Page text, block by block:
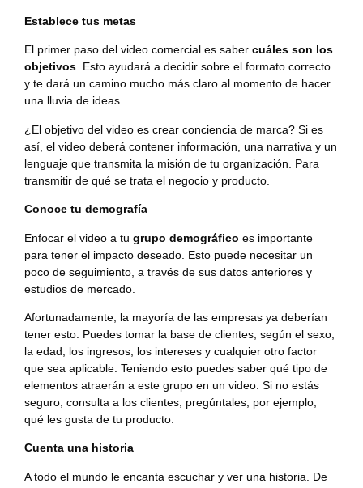
Establece tus metas
El primer paso del video comercial es saber cuáles son los
objetivos. Esto ayudará a decidir sobre el formato correcto
y te dará un camino mucho más claro al momento de hacer
una lluvia de ideas.
¿El objetivo del video es crear conciencia de marca? Si es
así, el video deberá contener información, una narrativa y un
lenguaje que transmita la misión de tu organización. Para
transmitir de qué se trata el negocio y producto.
Conoce tu demografía
Enfocar el video a tu grupo demográfico es importante
para tener el impacto deseado. Esto puede necesitar un
poco de seguimiento, a través de sus datos anteriores y
estudios de mercado.
Afortunadamente, la mayoría de las empresas ya deberían
tener esto. Puedes tomar la base de clientes, según el sexo,
la edad, los ingresos, los intereses y cualquier otro factor
que sea aplicable. Teniendo esto puedes saber qué tipo de
elementos atraerán a este grupo en un video. Si no estás
seguro, consulta a los clientes, pregúntales, por ejemplo,
qué les gusta de tu producto.
Cuenta una historia
A todo el mundo le encanta escuchar y ver una historia. De